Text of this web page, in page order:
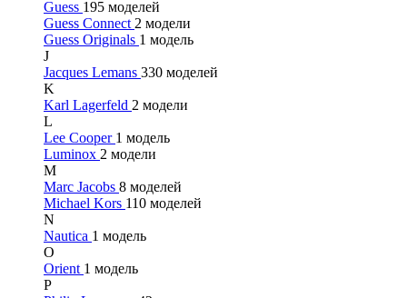
Guess 195 моделей
Guess Connect 2 модели
Guess Originals 1 модель
J
Jacques Lemans 330 моделей
K
Karl Lagerfeld 2 модели
L
Lee Cooper 1 модель
Luminox 2 модели
M
Marc Jacobs 8 моделей
Michael Kors 110 моделей
N
Nautica 1 модель
O
Orient 1 модель
P